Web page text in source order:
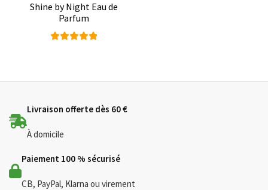
Shine by Night Eau de
Parfum
Livraison offerte dès 60 €
À domicile
Paiement 100 % sécurisé
CB, PayPal, Klarna ou virement